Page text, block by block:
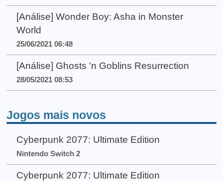
[Análise] Wonder Boy: Asha in Monster
World
25/06/2021 06:48
[Análise] Ghosts 'n Goblins Resurrection
28/05/2021 08:53
Jogos mais novos
Cyberpunk 2077: Ultimate Edition
Nintendo Switch 2
Cyberpunk 2077: Ultimate Edition